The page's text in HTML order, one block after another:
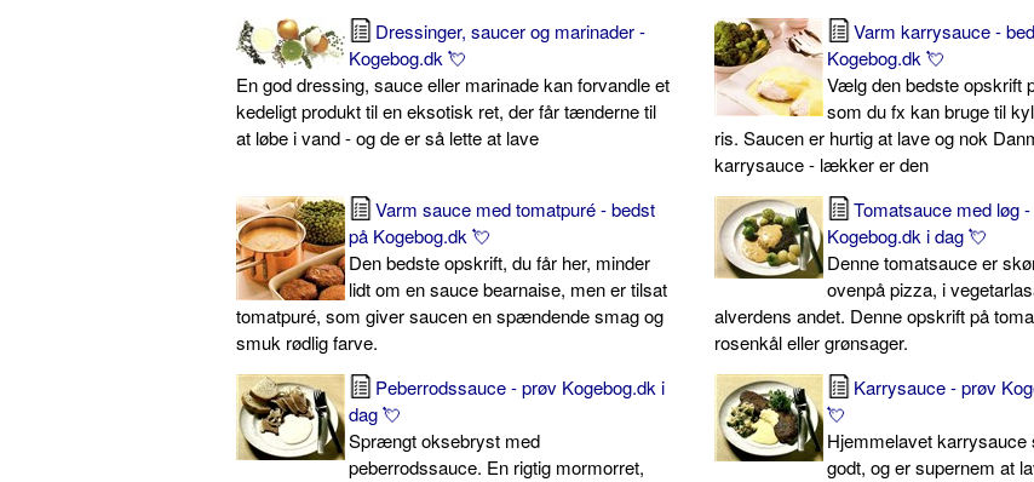
Dressinger, saucer og marinader -
Kogebog.dk 💘
En god dressing, sauce eller marinade kan forvandle et
kedeligt produkt til en eksotisk ret, der får tænderne til
at løbe i vand - og de er så lette at lave
Varm karrysauce -
Kogebog.dk 💘
Vælg den bedste opskrift
som du fx kan bruge til
ris. Saucen er hurtig at lave og nok
karrysauce - lækker er den
Varm sauce med tomatpuré - bedst
på Kogebog.dk 💘
Den bedste opskrift, du får her, minder
lidt om en sauce bearnaise, men er tilsat
tomatpuré, som giver saucen en spændende smag og
smuk rødlig farve.
Tomatsauce med løg
Kogebog.dk i dag 💘
Denne tomatsauce er
ovenpå pizza, i
alverdens andet. Denne opskrift på
rosenkål eller grønsager.
Peberrodssauce - prøv Kogebog.dk i
dag 💘
Sprængt oksebryst med
peberrodssauce. En rigtig mormorret,
Karrysauce - prøv
💘
Hjemmelavet karrysauce
godt, og er supernem at